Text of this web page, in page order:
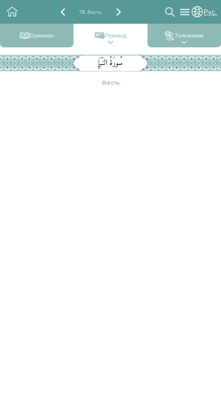
78. Весть Рус.
Оригинал Перевод Толкование
سُورَةُ النَبَإِ
Весть